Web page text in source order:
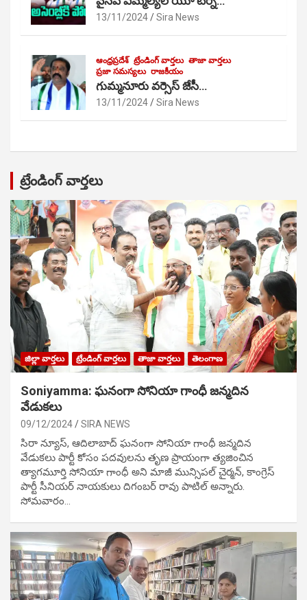
13/11/2024 Sira News
ఆంధ్రప్రదేశ్ ట్రేండింగ్ వార్తలు తాజా వార్తలు
ప్రజా సమస్యలు రాజకీయం
గుమ్మనూరు వర్సెస్ జేసీ…
13/11/2024 Sira News
ట్రేండింగ్ వార్తలు
జిల్లా వార్తలు ట్రేండింగ్ వార్తలు తాజా వార్తలు తెలంగాణ
Soniyamma: ఘ‌నంగా సోనియా గాంధీ జ‌న్మ‌దిన
వేడుక‌లు
09/12/2024 SIRA NEWS
సిరా న్యూస్, ఆదిలాబాద్ ఘ‌నంగా సోనియా గాంధీ జ‌న్మ‌దిన
వేడుక‌లు పార్టీ కోసం ప‌ద‌వుల‌ను తృణ ప్రాయంగా త్య‌జించిన
త్యాగమూర్తి సోనియా గాంధీ అని మాజీ మున్సిప‌ల్ చైర్మ‌న్, కాంగ్రెస్
పార్టీ సీనియ‌ర్ నాయ‌కులు దిగంబ‌ర్ రావు పాటిల్ అన్నారు.
సోమవారం…